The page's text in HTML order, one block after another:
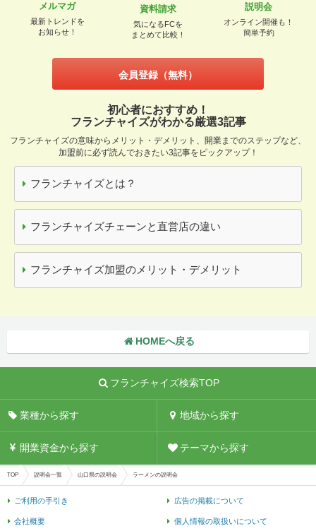
メルマガ
最新トレンドを
お知らせ！
資料請求
気になるFCを
まとめて比較！
説明会
オンライン開催も！
簡単予約
会員登録（無料）
初心者におすすめ！
フランチャイズがわかる厳選3記事
フランチャイズの意味からメリット・デメリット、開業までのステップなど、
加盟前に必ず読んでおきたい3記事をピックアップ！
フランチャイズとは？
フランチャイズチェーンと直営店の違い
フランチャイズ加盟のメリット・デメリット
HOMEへ戻る
フランチャイズ検索TOP
業種から探す 地域から探す
開業資金から探す テーマから探す
TOP 説明会一覧 山口県の説明会 ラーメンの説明会
ご利用の手引き 広告の掲載について
会社概要 個人情報の取扱いについて